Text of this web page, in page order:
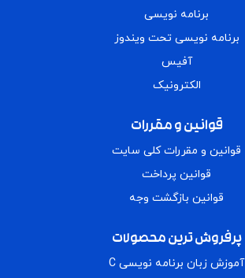
برنامه نویسی
برنامه نویسی تحت ویندوز
آفیس
الکترونیک
قوانین و مقررات
قوانین و مقررات کلی سایت
قوانین پرداخت
قوانین بازگشت وجه
پرفروش ترین محصولات
آموزش زبان برنامه نویسی C